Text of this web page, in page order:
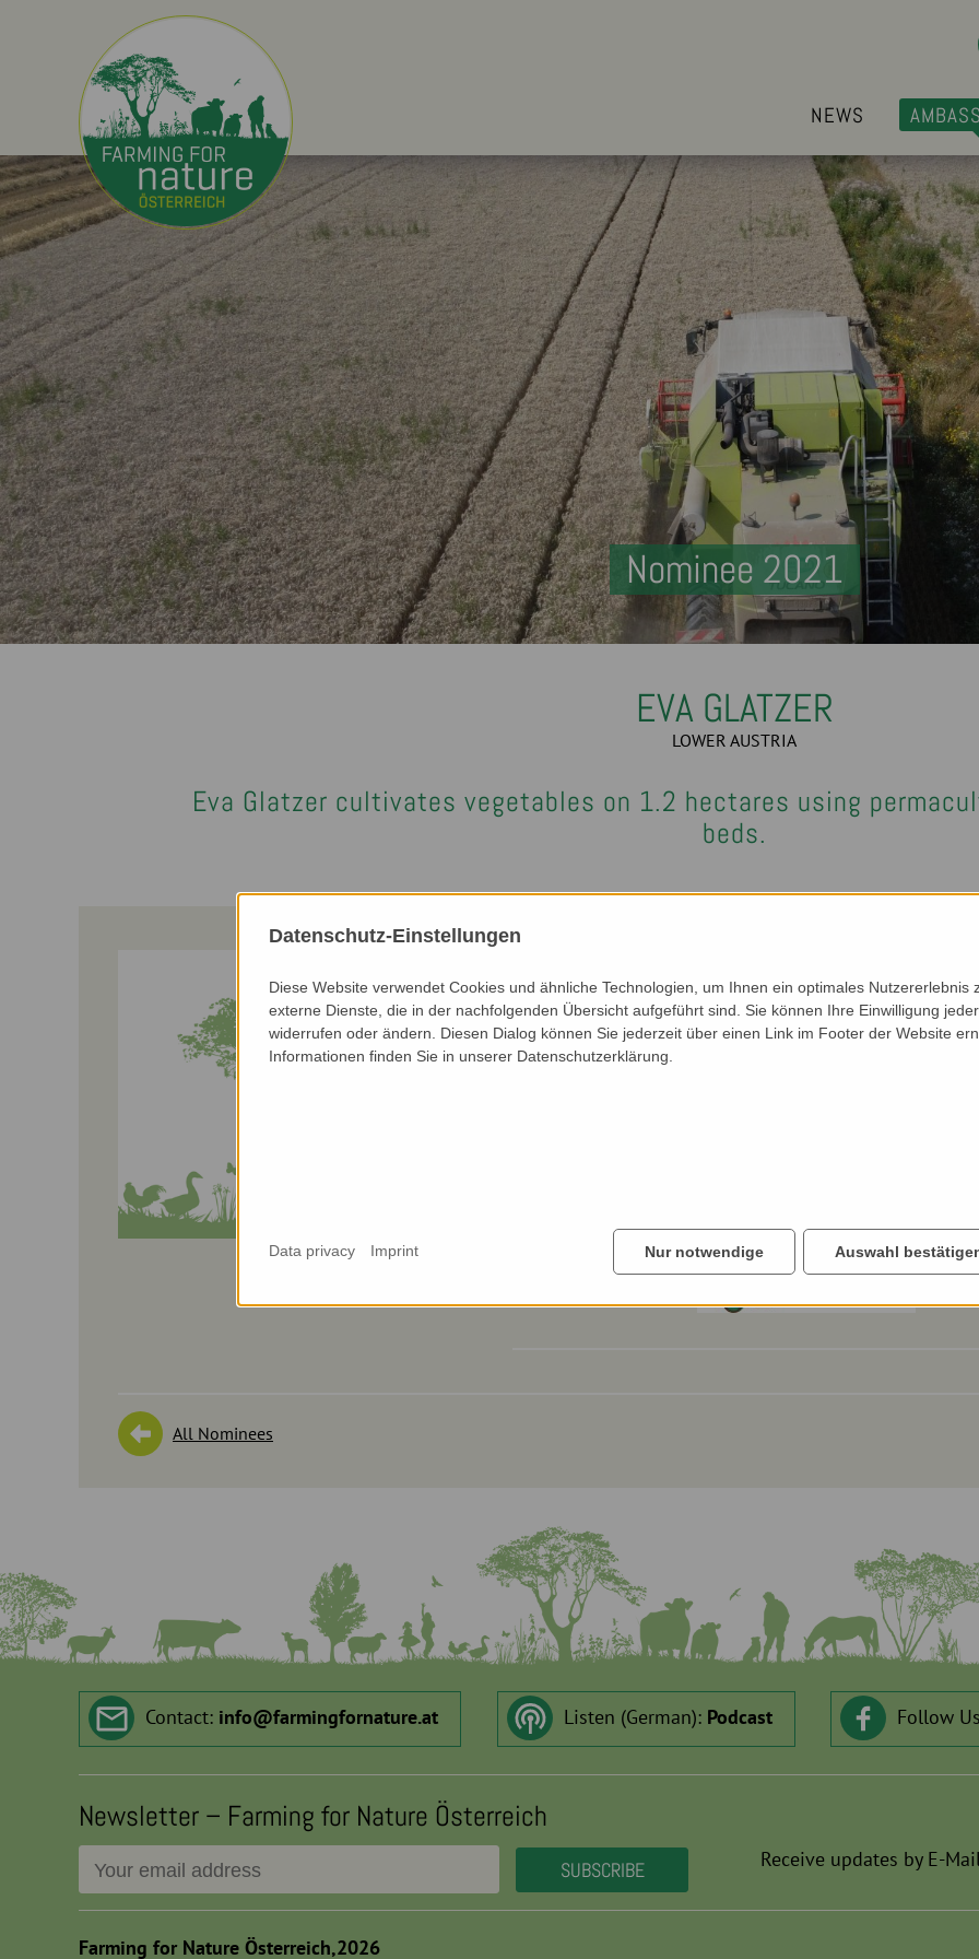
NEWS
Nominee 2021
EVA GLATZER
LOWER AUSTRIA
Eva Glatzer cultivates vegetables on 1.2 hectares using
beds.
Commitment to
biodiversity:
In 2020, Eva Glatzer
growing cereals into a paradise
mixed orchards and ‘wild
cultivates vegetables, herbs
pesticides. Vegetables are
and sold ‘from the field’.
Glatzer, and the local
All Nominees
Contact: info@farmingfornature.at Listen (German): Podcast Follow Us
Newsletter – Farming for Nature Österreich
Receive updates by E-
Farming for Nature Österreich,2026
Datenschutz-Einstellungen
Diese Website verwendet Cookies und ähnliche Technologien, um Ihnen ein optimales Nutzererlebnis
externe Dienste, die in der nachfolgenden Übersicht aufgeführt sind. Sie können Ihre Einwilligung
widerrufen oder ändern. Diesen Dialog können Sie jederzeit über einen Link im Footer der Website
Informationen finden Sie in unserer Datenschutzerklärung.
Nur notwendige Auswahl
Data privacy Imprint